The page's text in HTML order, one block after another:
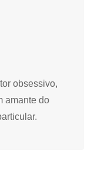
obsessivo,
amante do